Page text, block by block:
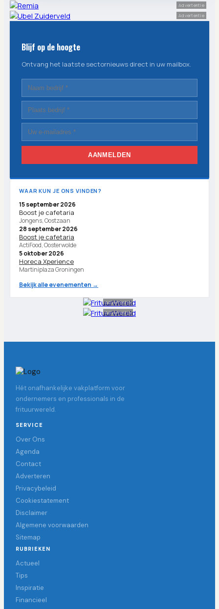
Advertentie
Advertentie
Blijf op de hoogte
Ontvang het laatste sectornieuws direct in uw mailbox.
AANMELDEN
WAAR KUN JE ONS VINDEN?
15 september 2026
Boost je cafetaria
Jongens, Oostzaan
28 september 2026
Boost je cafetaria
ActiFood, Oosterwolde
5 oktober 2026
Horeca Xperience
Martiniplaza Groningen
Bekijk alle evenementen →
Advertentie
Advertentie
Hét onafhankelijke vakplatform voor
ondernemers en professionals in de
frituurwereld.
SERVICE
Over Ons
Agenda
Contact
Adverteren
Privacybeleid
Cookiestatement
Disclaimer
Algemene voorwaarden
Sitemap
RUBRIEKEN
Actueel
Tips
Inspiratie
Financieel